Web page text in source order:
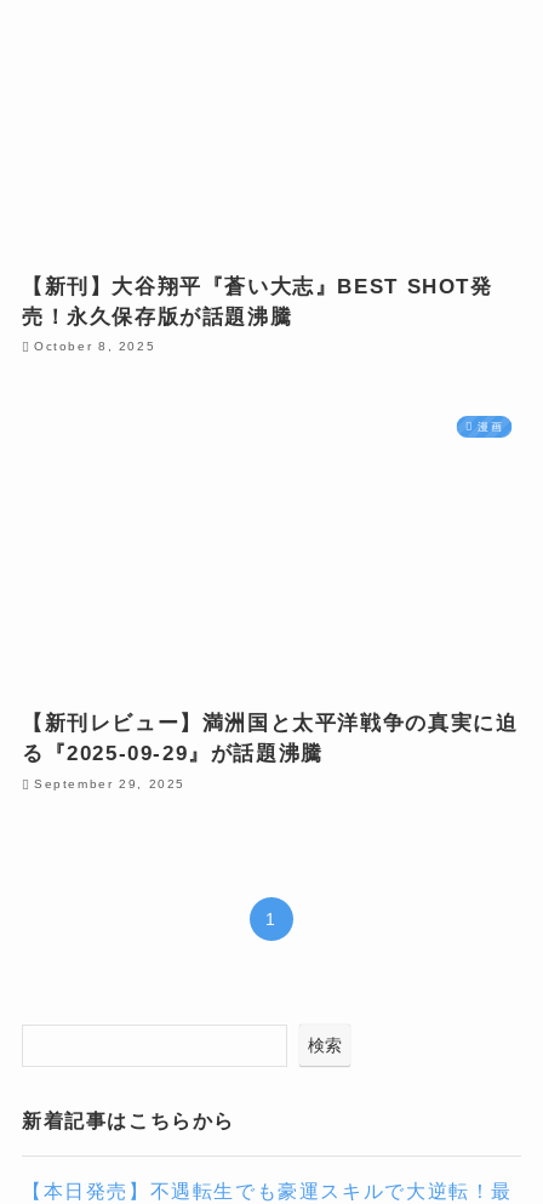
【新刊】大谷翔平『蒼い大志』BEST SHOT発
売！永久保存版が話題沸騰
October 8, 2025
漫画
【新刊レビュー】満洲国と太平洋戦争の真実に迫
る『2025-09-29』が話題沸騰
September 29, 2025
1
検索
新着記事はこちらから
【本日発売】不遇転生でも豪運スキルで大逆転！最